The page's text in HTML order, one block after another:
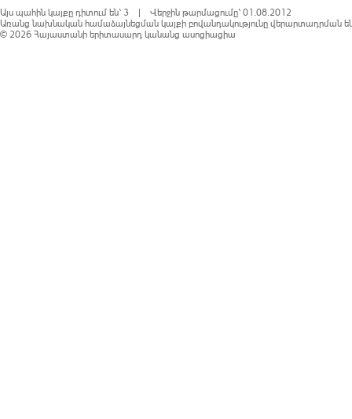
Այս պահին կայքը դիտում են՝ 3 | Վերջին թարմացումը՝ 01.08.2012
Առանց նախնական համաձայնեցման կայքի բովանդակությունը վերարտադրման
© 2026 Հայաստանի երիտասարդ կանանց ասոցիացիա